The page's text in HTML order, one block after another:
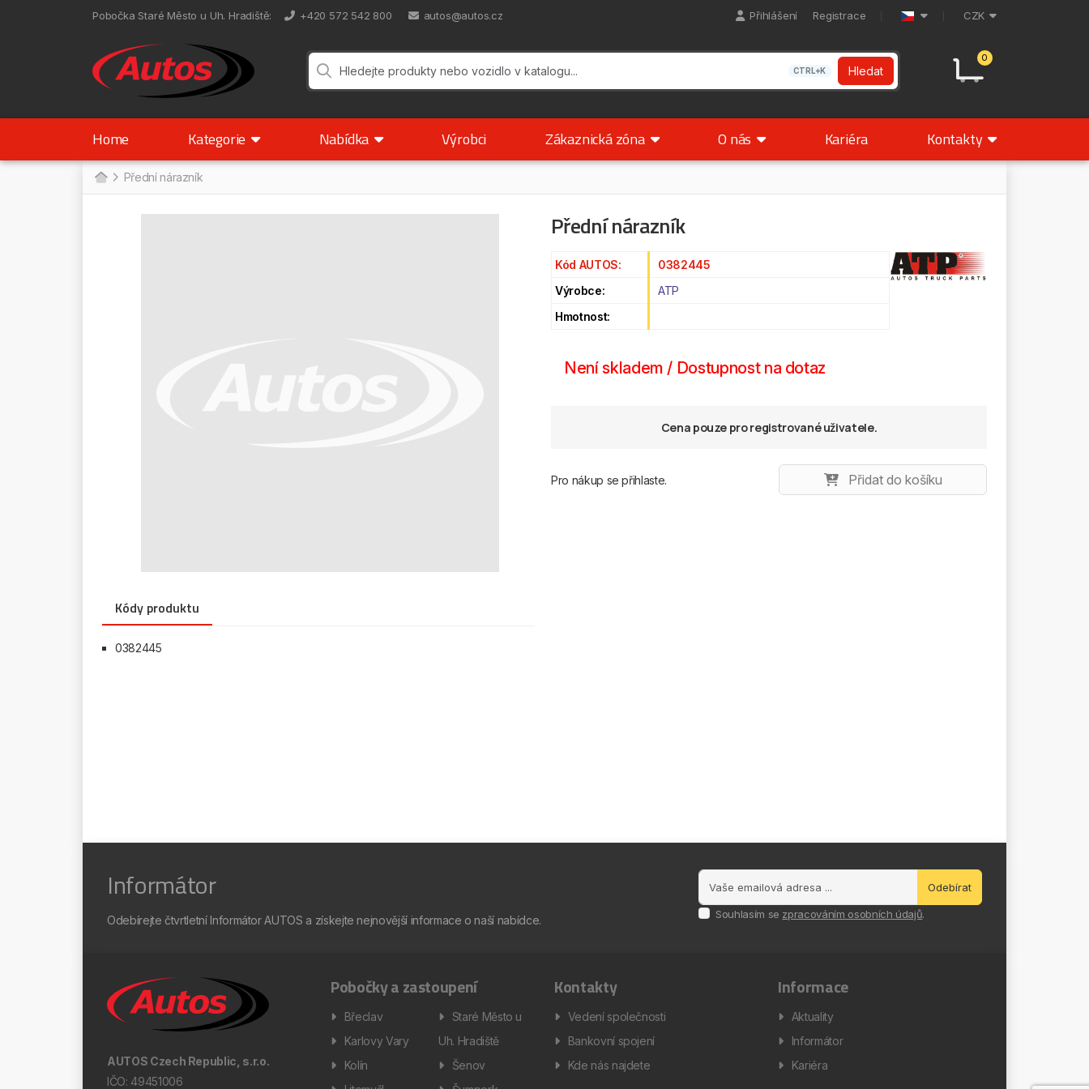
Pobočka Staré Město u Uh. Hradiště: +420 572 542 800 autos@autos.cz Přihlášení Registrace CZK
0
CTRL+K Hledat
Home Kategorie Nabídka Výrobci Zákaznická zóna O nás Kariéra Kontakty
Přední nárazník
Přední nárazník
Kód AUTOS:
0382445
Výrobce:
ATP
Hmotnost:
Není skladem / Dostupnost na dotaz
Cena pouze pro registrované uživatele.
Pro nákup se přihlaste. Přidat do košíku
Kódy produktu
0382445
Informátor
Odebírejte čtvrtletní Informátor AUTOS a získejte nejnovější informace o naší nabídce.
Odebírat
Souhlasím se zpracováním osobních údajů.
AUTOS Czech Republic, s.r.o.
IČO: 49451006
Pobočky a zastoupení
Břeclav
Karlovy Vary
Kolín
Staré Město u
Uh. Hradiště
Šenov
Kontakty
Vedení společnosti
Bankovní spojení
Kde nás najdete
Informace
Aktuality
Informátor
Kariéra